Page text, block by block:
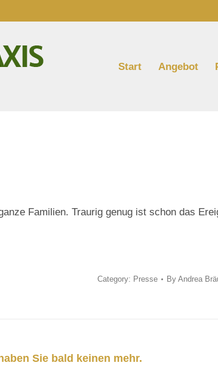
Start Angebot
Familien. Traurig genug ist schon das
Category: Presse By Andrea
Sie bald keinen mehr.